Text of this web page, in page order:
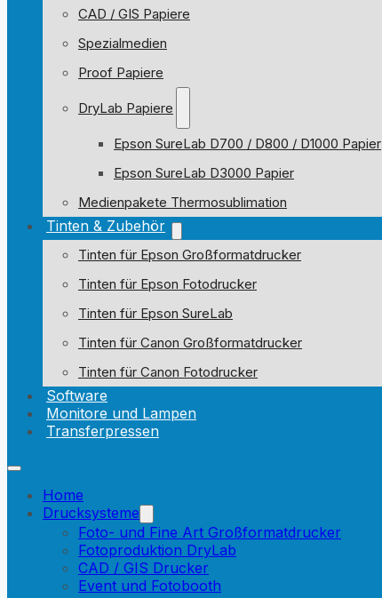
CAD / GIS Papiere
Spezialmedien
Proof Papiere
DryLab Papiere
Epson SureLab D700 / D800 / D1000 Papier
Epson SureLab D3000 Papier
Medienpakete Thermosublimation
Tinten & Zubehör
Tinten für Epson Großformatdrucker
Tinten für Epson Fotodrucker
Tinten für Epson SureLab
Tinten für Canon Großformatdrucker
Tinten für Canon Fotodrucker
Software
Monitore und Lampen
Transferpressen
Home
Drucksysteme
Foto- und Fine Art Großformatdrucker
Fotoproduktion DryLab
CAD / GIS Drucker
Event und Fotobooth